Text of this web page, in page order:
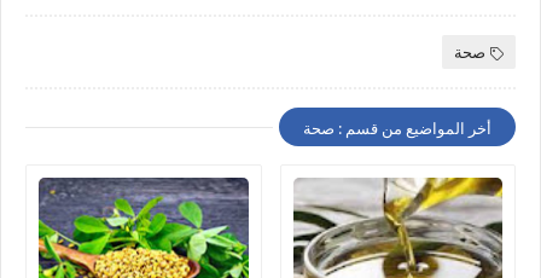
صحة
أخر المواضيع من قسم : صحة